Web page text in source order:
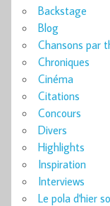
Backstage
Blog
Chansons par
Chroniques
Cinéma
Citations
Concours
Divers
Highlights
Inspiration
Interviews
Le pola d'hier